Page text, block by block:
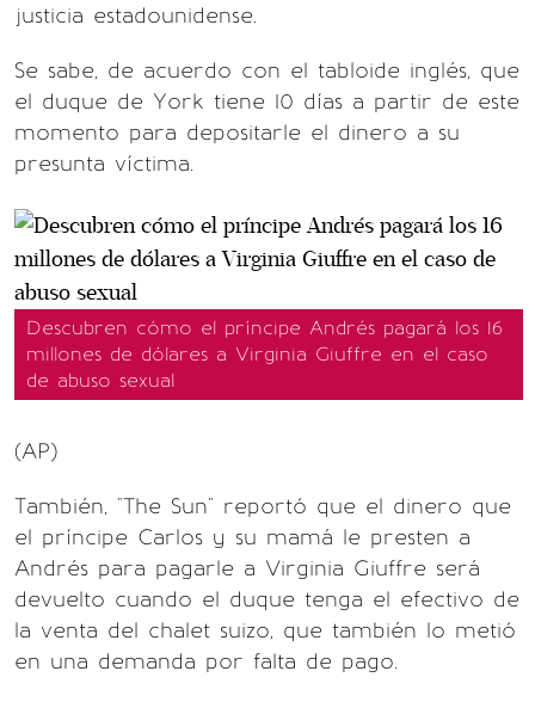
justicia estadounidense.
Se sabe, de acuerdo con el tabloide inglés, que
el duque de York tiene 10 días a partir de este
momento para depositarle el dinero a su
presunta víctima.
Descubren cómo el príncipe Andrés pagará los 16
millones de dólares a Virginia Giuffre en el caso
de abuso sexual
(AP)
También, "The Sun" reportó que el dinero que
el príncipe Carlos y su mamá le presten a
Andrés para pagarle a Virginia Giuffre será
devuelto cuando el duque tenga el efectivo de
la venta del chalet suizo, que también lo metió
en una demanda por falta de pago.